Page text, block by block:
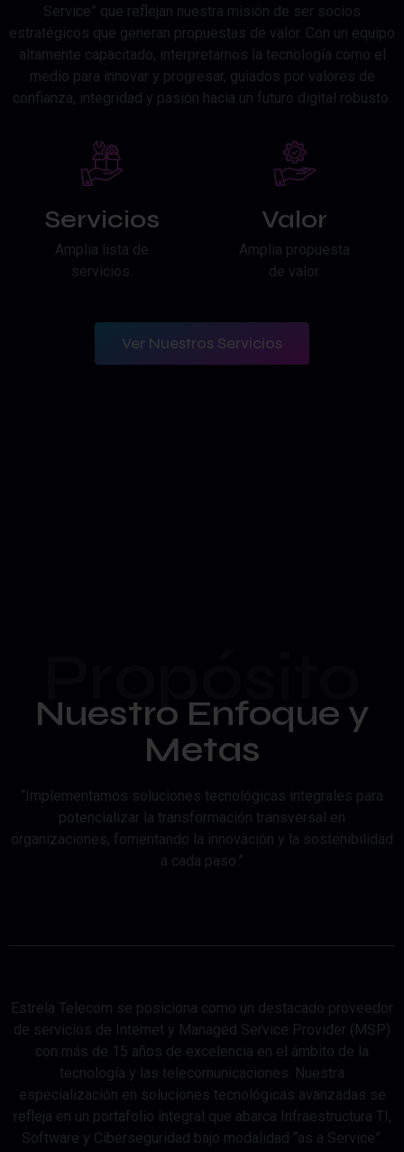
Service” que reflejan nuestra misión de ser socios
estratégicos que generan propuestas de valor. Con un equipo
altamente capacitado, interpretamos la tecnología como el
medio para innovar y progresar, guiados por valores de
confianza, integridad y pasión hacia un futuro digital robusto.
Servicios
Amplia lista de
servicios.
Valor
Amplia propuesta
de valor.
Ver Nuestros Servicios
Nuestro Enfoque y
Metas
“Implementamos soluciones tecnológicas integrales para
potencializar la transformación transversal en
organizaciones, fomentando la innovación y la sostenibilidad
a cada paso.”
Estrela Telecom se posiciona como un destacado proveedor
de servicios de Internet y Managed Service Provider (MSP)
con más de 15 años de excelencia en el ámbito de la
tecnología y las telecomunicaciones. Nuestra
especialización en soluciones tecnológicas avanzadas se
refleja en un portafolio integral que abarca Infraestructura TI,
Software y Ciberseguridad bajo modalidad “as a Service”.